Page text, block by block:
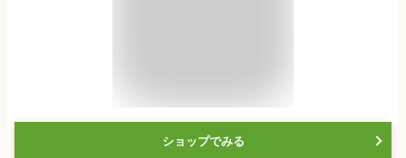
ショップでみる